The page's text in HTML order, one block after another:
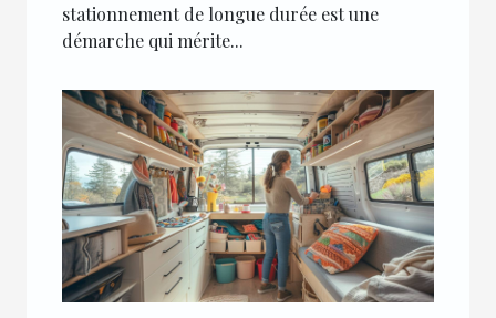
stationnement de longue durée est une
démarche qui mérite...